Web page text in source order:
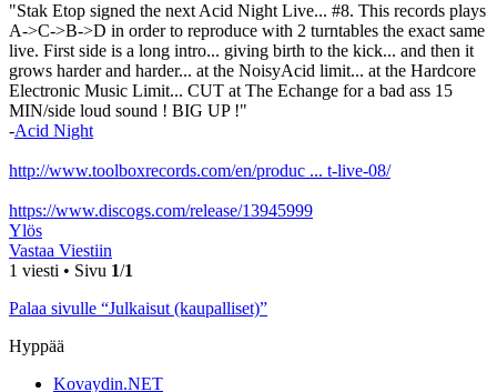
"Stak Etop signed the next Acid Night Live... #8. This records plays
A->C->B->D in order to reproduce with 2 turntables the exact same
live. First side is a long intro... giving birth to the kick... and then it
grows harder and harder... at the NoisyAcid limit... at the Hardcore
Electronic Music Limit... CUT at The Echange for a bad ass 15
MIN/side loud sound ! BIG UP !"
-Acid Night
http://www.toolboxrecords.com/en/produc ... t-live-08/
https://www.discogs.com/release/13945999
Ylös
Vastaa Viestiin
1 viesti • Sivu 1/1
Palaa sivulle “Julkaisut (kaupalliset)”
Hyppää
Kovaydin.NET